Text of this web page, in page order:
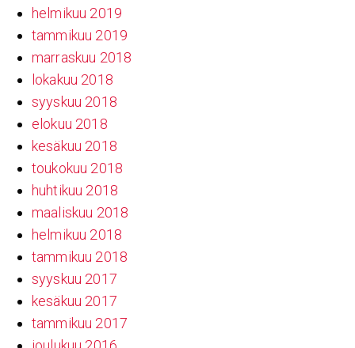
helmikuu 2019
tammikuu 2019
marraskuu 2018
lokakuu 2018
syyskuu 2018
elokuu 2018
kesäkuu 2018
toukokuu 2018
huhtikuu 2018
maaliskuu 2018
helmikuu 2018
tammikuu 2018
syyskuu 2017
kesäkuu 2017
tammikuu 2017